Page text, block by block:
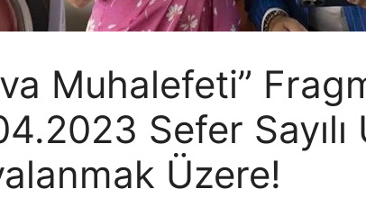
Muhalefeti”
Sefer Sayılı
Üzere!